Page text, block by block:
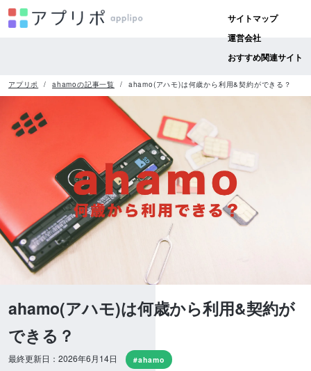
サイトマップ
運営会社
おすすめ関連サイト
アプリポ ahamoの記事一覧 ahamo(アハモ)は何歳から利用&契約ができる？
ahamo(アハモ)は何歳から利用&契約が
できる？
最終更新日：2026年6月14日 #ahamo